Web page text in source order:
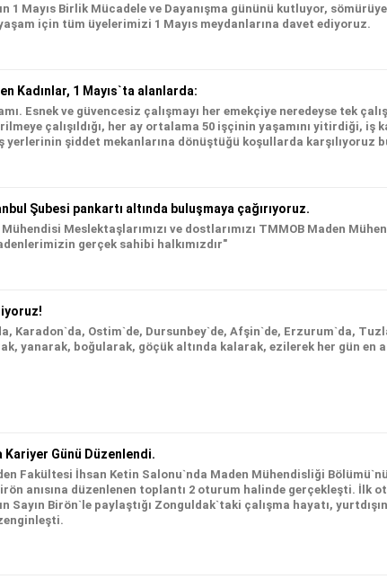
1 Mayıs Birlik Mücadele ve Dayanışma gününü kutluyor,
için tüm üyelerimizi 1 Mayıs meydanlarına davet ediyoruz.
Kadınlar, 1 Mayıs`ta alanlarda:
Esnek ve güvencesiz çalışmayı her emekçiye neredeyse tek
çalışıldığı, her ay ortalama 50 işçinin yaşamını yitirdiği, iş
yerlerinin şiddet mekanlarına dönüştüğü koşullarda karşılıyoruz bu
Şubesi pankartı altında buluşmaya çağırıyoruz.
Meslektaşlarımızı ve dostlarımızı TMMOB Maden
gerçek sahibi halkımızdır"
Karadon`da, Ostim`de, Dursunbey`de, Afşin`de, Erzurum`da,
yanarak, boğularak, göçük altında kalarak, ezilerek her gün en
Kariyer Günü Düzenlendi.
Fakültesi İhsan Ketin Salonu`nda Maden Mühendisliği
anısına düzenlenen toplantı 2 oturum halinde gerçekleşti. İlk
Sayın Birön`le paylaştığı Zonguldak`taki çalışma hayatı,